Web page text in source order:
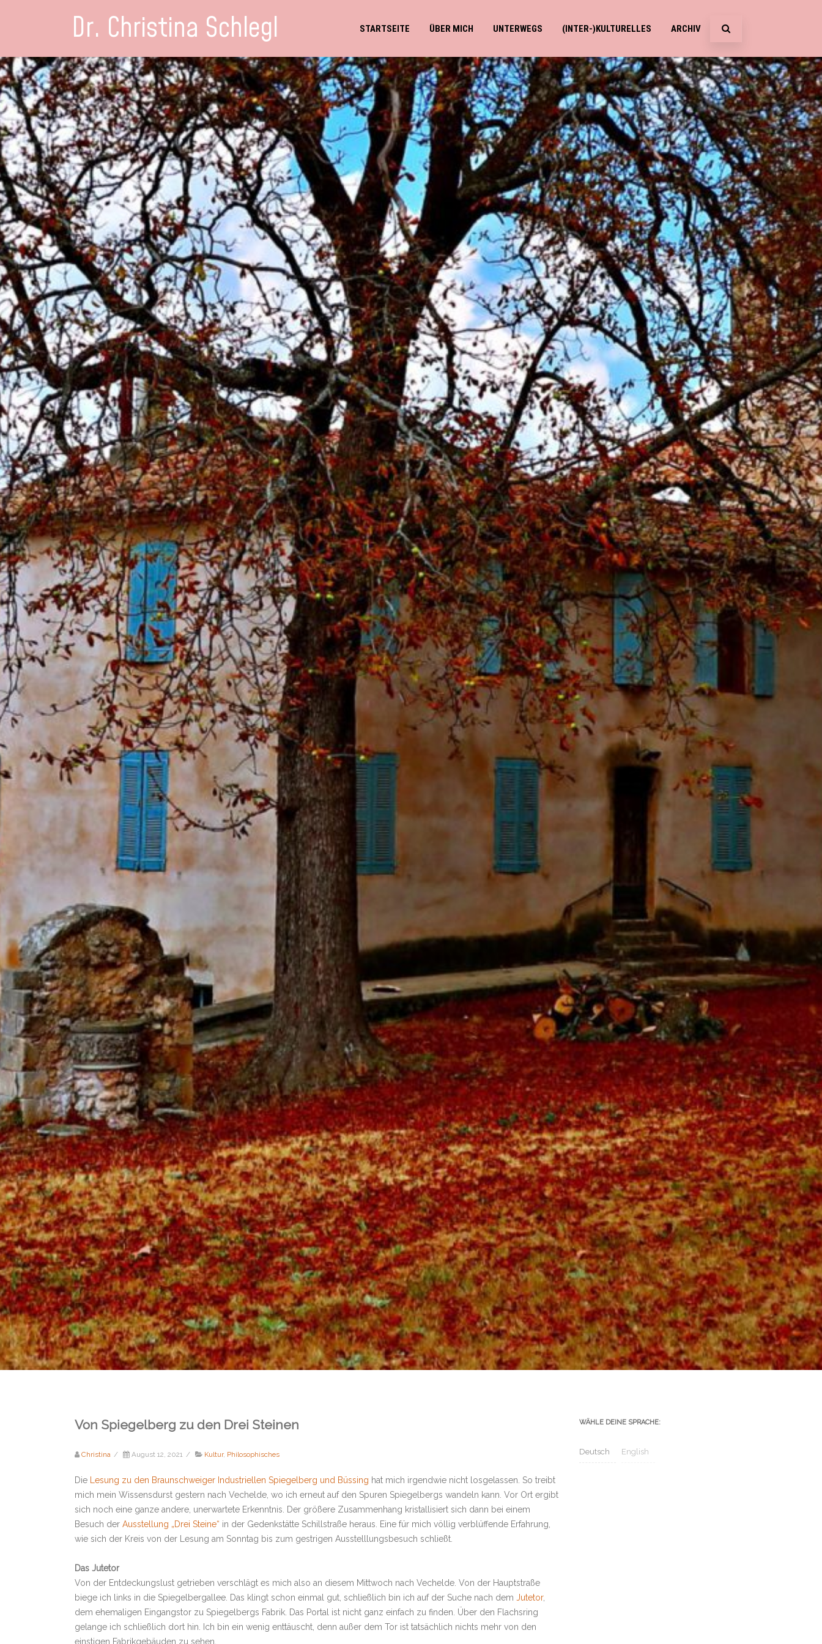
Dr. Christina Schlegl STARTSEITE ÜBER MICH UNTERWEGS (INTER-)KULTURELLES ARCHIV
Von Spiegelberg zu den Drei Steinen
Christina / August 12, 2021 / Kultur, Philosophisches
Die Lesung zu den Braunschweiger Industriellen Spiegelberg und Büssing hat mich irgendwie nicht losgelassen. So treibt
mich mein Wissensdurst gestern nach Vechelde, wo ich erneut auf den Spuren Spiegelbergs wandeln kann. Vor Ort ergibt
sich noch eine ganze andere, unerwartete Erkenntnis. Der größere Zusammenhang kristallisiert sich dann bei einem
Besuch der Ausstellung „Drei Steine“ in der Gedenkstätte Schillstraße heraus. Eine für mich völlig verblüffende Erfahrung,
wie sich der Kreis von der Lesung am Sonntag bis zum gestrigen Ausstelllungsbesuch schließt.
Das Jutetor
Von der Entdeckungslust getrieben verschlägt es mich also an diesem Mittwoch nach Vechelde. Von der Hauptstraße
biege ich links in die Spiegelbergallee. Das klingt schon einmal gut, schließlich bin ich auf der Suche nach dem Jutetor,
dem ehemaligen Eingangstor zu Spiegelbergs Fabrik. Das Portal ist nicht ganz einfach zu finden. Über den Flachsring
gelange ich schließlich dort hin. Ich bin ein wenig enttäuscht, denn außer dem Tor ist tatsächlich nichts mehr von den
einstigen Fabrikgebäuden zu sehen.
WÄHLE DEINE SPRACHE:
Deutsch English